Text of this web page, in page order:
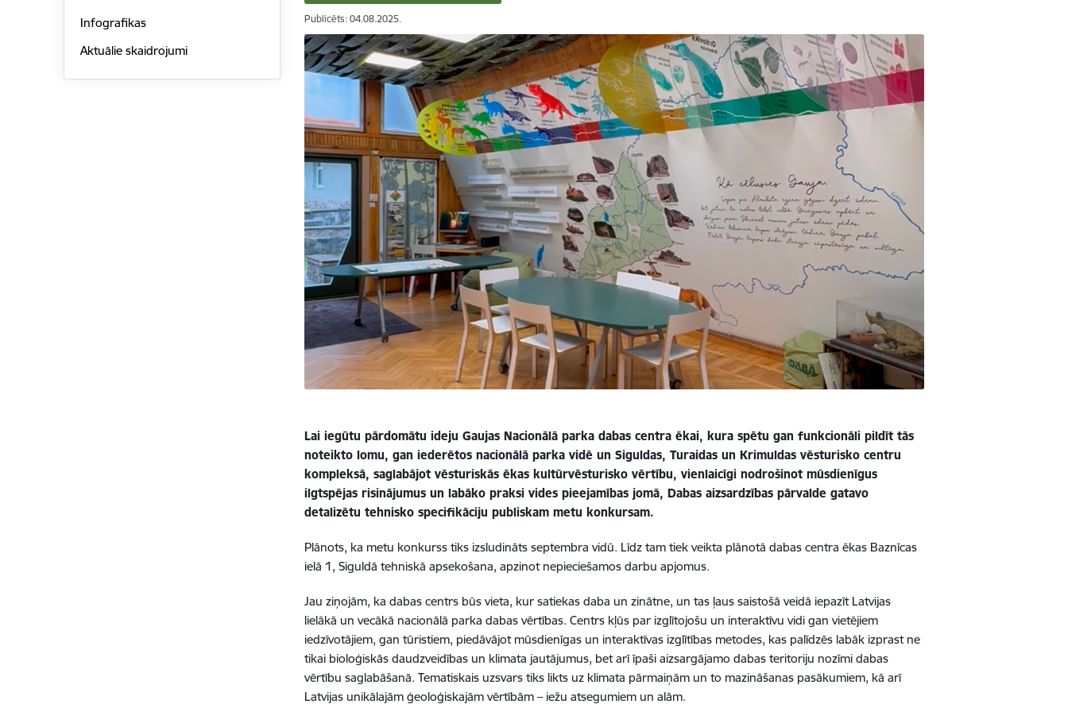
Infografikas
Aktuālie skaidrojumi
Publicēts: 04.08.2025.
Lai iegūtu pārdomātu ideju Gaujas Nacionālā parka dabas centra ēkai, kura spētu gan funkcionāli pildīt tās
noteikto lomu, gan iederētos nacionālā parka vidē un Siguldas, Turaidas un Krimuldas vēsturisko centru
kompleksā, saglabājot vēsturiskās ēkas kultūrvēsturisko vērtību, vienlaicīgi nodrošinot mūsdienīgus
ilgtspējas risinājumus un labāko praksi vides pieejamības jomā, Dabas aizsardzības pārvalde gatavo
detalizētu tehnisko specifikāciju publiskam metu konkursam.
Plānots, ka metu konkurss tiks izsludināts septembra vidū. Līdz tam tiek veikta plānotā dabas centra ēkas Baznīcas
ielā 1, Siguldā tehniskā apsekošana, apzinot nepieciešamos darbu apjomus.
Jau ziņojām, ka dabas centrs būs vieta, kur satiekas daba un zinātne, un tas ļaus saistošā veidā iepazīt Latvijas
lielākā un vecākā nacionālā parka dabas vērtības. Centrs kļūs par izglītojošu un interaktīvu vidi gan vietējiem
iedzīvotājiem, gan tūristiem, piedāvājot mūsdienīgas un interaktīvas izglītības metodes, kas palīdzēs labāk izprast ne
tikai bioloģiskās daudzveidības un klimata jautājumus, bet arī īpaši aizsargājamo dabas teritoriju nozīmi dabas
vērtību saglabāšanā. Tematiskais uzsvars tiks likts uz klimata pārmaiņām un to mazināšanas pasākumiem, kā arī
Latvijas unikālajām ģeoloģiskajām vērtībām – iežu atsegumiem un alām.